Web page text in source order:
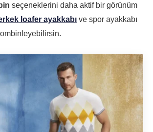
seçeneklerini daha aktif bir görünüm
loafer ayakkabı ve spor ayakkabı